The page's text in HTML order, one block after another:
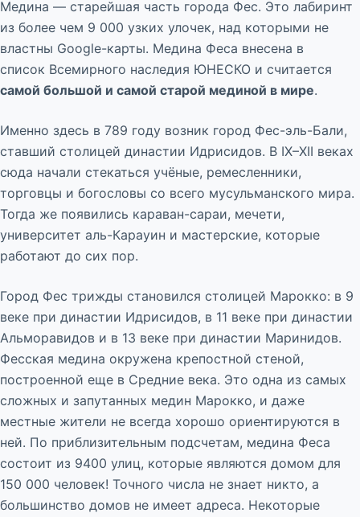
Медина — старейшая часть города Фес. Это лабиринт
из более чем 9 000 узких улочек, над которыми не
властны Google-карты. Медина Феса внесена в
список Всемирного наследия ЮНЕСКО и считается
самой большой и самой старой мединой в мире.
Именно здесь в 789 году возник город Фес-эль-Бали,
ставший столицей династии Идрисидов. В IX–XII веках
сюда начали стекаться учёные, ремесленники,
торговцы и богословы со всего мусульманского мира.
Тогда же появились караван-сараи, мечети,
университет аль-Карауин и мастерские, которые
работают до сих пор.
Город Фес трижды становился столицей Марокко: в 9
веке при династии Идрисидов, в 11 веке при династии
Альморавидов и в 13 веке при династии Маринидов.
Фесская медина окружена крепостной стеной,
построенной еще в Средние века. Это одна из самых
сложных и запутанных медин Марокко, и даже
местные жители не всегда хорошо ориентируются в
ней. По приблизительным подсчетам, медина Феса
состоит из 9400 улиц, которые являются домом для
150 000 человек! Точного числа не знает никто, а
большинство домов не имеет адреса. Некоторые